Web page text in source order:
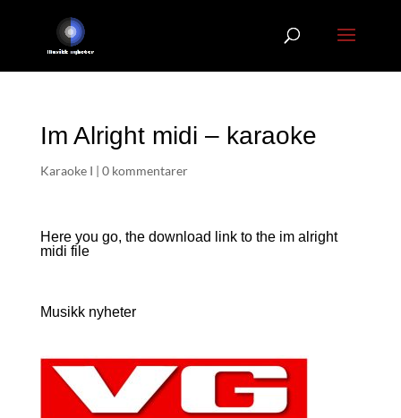
Im Alright midi – karaoke
Karaoke I | 0 kommentarer
Here you go, the download link to the im alright
midi file
Musikk nyheter